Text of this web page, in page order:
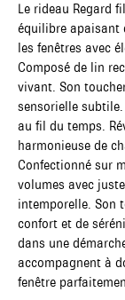
Le rideau Regard
équilibre apaisant
les fenêtres avec
Composé de lin
vivant. Son
sensorielle
au fil du temps.
harmonieuse de
Confectionné sur
volumes avec
intemporelle. Son
confort et de
dans une
accompagnent à
fenêtre